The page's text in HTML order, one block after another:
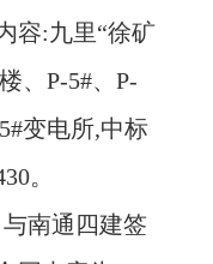
容:九里“徐矿
、P-5#、P-
变电所,中标
。
南通四建签